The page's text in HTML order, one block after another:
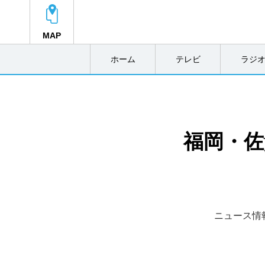
MAP
ホーム テレビ ラジオ
福岡・
ニュース情